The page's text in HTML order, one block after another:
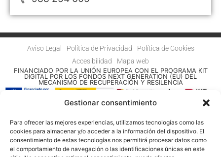
Gestionar consentimiento
Para ofrecer las mejores experiencias, utilizamos tecnologías como las
cookies para almacenar y/o acceder a la información del dispositivo. El
consentimiento de estas tecnologías nos permitirá procesar datos como
el comportamiento de navegación o las identificaciones únicas en este
Aviso Legal Política de Privacidad
Política de Cookies
Accesibilidad
Mapa web
FINANCIADO POR LA UNIÓN EUROPEA CON EL PROGRAMA KIT
DIGITAL POR LOS FONDOS NEXT GENERATION (EU) DEL
MECANISMO DE RECUPERACIÓN Y RESILENCIA
© Guia Telefónica de Empresas – Todos los derechos reservados.